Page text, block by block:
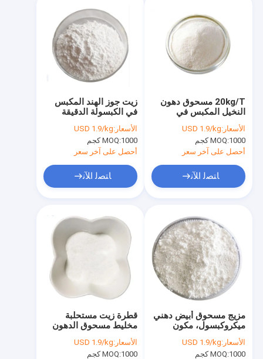
زيت جوز الهند المكبس
في الكبسولة الدقيقة
مسحوق المكونات
الغذائية زيادة هضم
الأسعار:USD 1.9/kg
MOQ:1000 كجم
أحصل على آخر سعر
ﺎﺘﺼﻟ ﺍﻶﻧ
20kg/T مسحوق دهون
النخيل المكبس في
الكبسولة الدقيقة زيت
حمض النخيل الدهني
للدواجن
الأسعار:USD 1.9/kg
MOQ:1000 كجم
أحصل على آخر سعر
ﺎﺘﺼﻟ ﺍﻶﻧ
قطرة زيت مستحلبة
مخليط مسحوق الدهون
المكعب في الميكرو قابل
للذوبان في الماء
الأسعار:USD 1.9/kg
MOQ:1000 كجم
مزيج مسحوق أبيض دهني
ميكروكبسول، مكون
علفي مستحلب
الأسعار:USD 1.9/kg
MOQ:1000 كجم